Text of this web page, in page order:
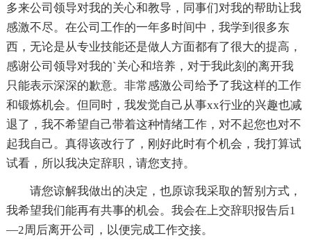
多来公司领导对我的关心和教导，同事们对我的帮助让我
感激不尽。在公司工作的一年多时间中，我学到很多东
西，无论是从专业技能还是做人方面都有了很大的提高，
感谢公司领导对我的`关心和培养，对于我此刻的离开我
只能表示深深的歉意。非常感激公司给予了我这样的工作
和锻炼机会。但同时，我发觉自己从事xx行业的兴趣也减
退了，我不希望自己带着这种情绪工作，对不起您也对不
起我自己。真得该改行了，刚好此时有个机会，我打算试
试看，所以我决定辞职，请您支持。
请您谅解我做出的决定，也原谅我采取的暂别方式，
我希望我们能再有共事的机会。我会在上交辞职报告后1
—2周后离开公司，以便完成工作交接。